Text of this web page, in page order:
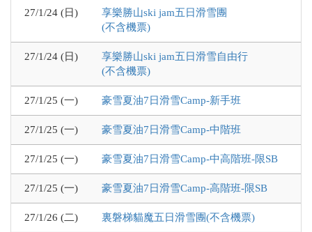
27/1/24 (日)
享樂勝山ski jam五日滑雪團
(不含機票)
27/1/24 (日)
享樂勝山ski jam五日滑雪自由行
(不含機票)
27/1/25 (一) 豪雪夏油7日滑雪Camp-新手班
27/1/25 (一) 豪雪夏油7日滑雪Camp-中階班
27/1/25 (一) 豪雪夏油7日滑雪Camp-中高階班-限SB
27/1/25 (一) 豪雪夏油7日滑雪Camp-高階班-限SB
27/1/26 (二) 裏磐梯貓魔五日滑雪團(不含機票)